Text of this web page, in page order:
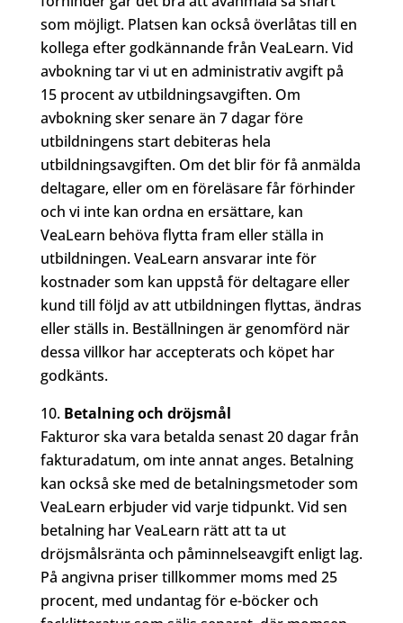
som möjligt. Platsen kan också överlåtas till en
kollega efter godkännande från VeaLearn. Vid
avbokning tar vi ut en administrativ avgift på
15 procent av utbildningsavgiften. Om
avbokning sker senare än 7 dagar före
utbildningens start debiteras hela
utbildningsavgiften. Om det blir för få anmälda
deltagare, eller om en föreläsare får förhinder
och vi inte kan ordna en ersättare, kan
VeaLearn behöva flytta fram eller ställa in
utbildningen. VeaLearn ansvarar inte för
kostnader som kan uppstå för deltagare eller
kund till följd av att utbildningen flyttas, ändras
eller ställs in. Beställningen är genomförd när
dessa villkor har accepterats och köpet har
godkänts.
Betalning och dröjsmål
Fakturor ska vara betalda senast 20 dagar från
fakturadatum, om inte annat anges. Betalning
kan också ske med de betalningsmetoder som
VeaLearn erbjuder vid varje tidpunkt. Vid sen
betalning har VeaLearn rätt att ta ut
dröjsmålsränta och påminnelseavgift enligt lag.
På angivna priser tillkommer moms med 25
procent, med undantag för e-böcker och